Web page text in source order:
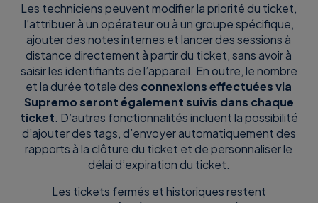
Les techniciens peuvent modifier la priorité du ticket,
l’attribuer à un opérateur ou à un groupe spécifique,
ajouter des notes internes et lancer des sessions à
distance directement à partir du ticket, sans avoir à
saisir les identifiants de l’appareil. En outre, le nombre
et la durée totale des connexions effectuées via
Supremo seront également suivis dans chaque
ticket. D’autres fonctionnalités incluent la possibilité
d’ajouter des tags, d’envoyer automatiquement des
rapports à la clôture du ticket et de personnaliser le
délai d’expiration du ticket.
Les tickets fermés et historiques restent